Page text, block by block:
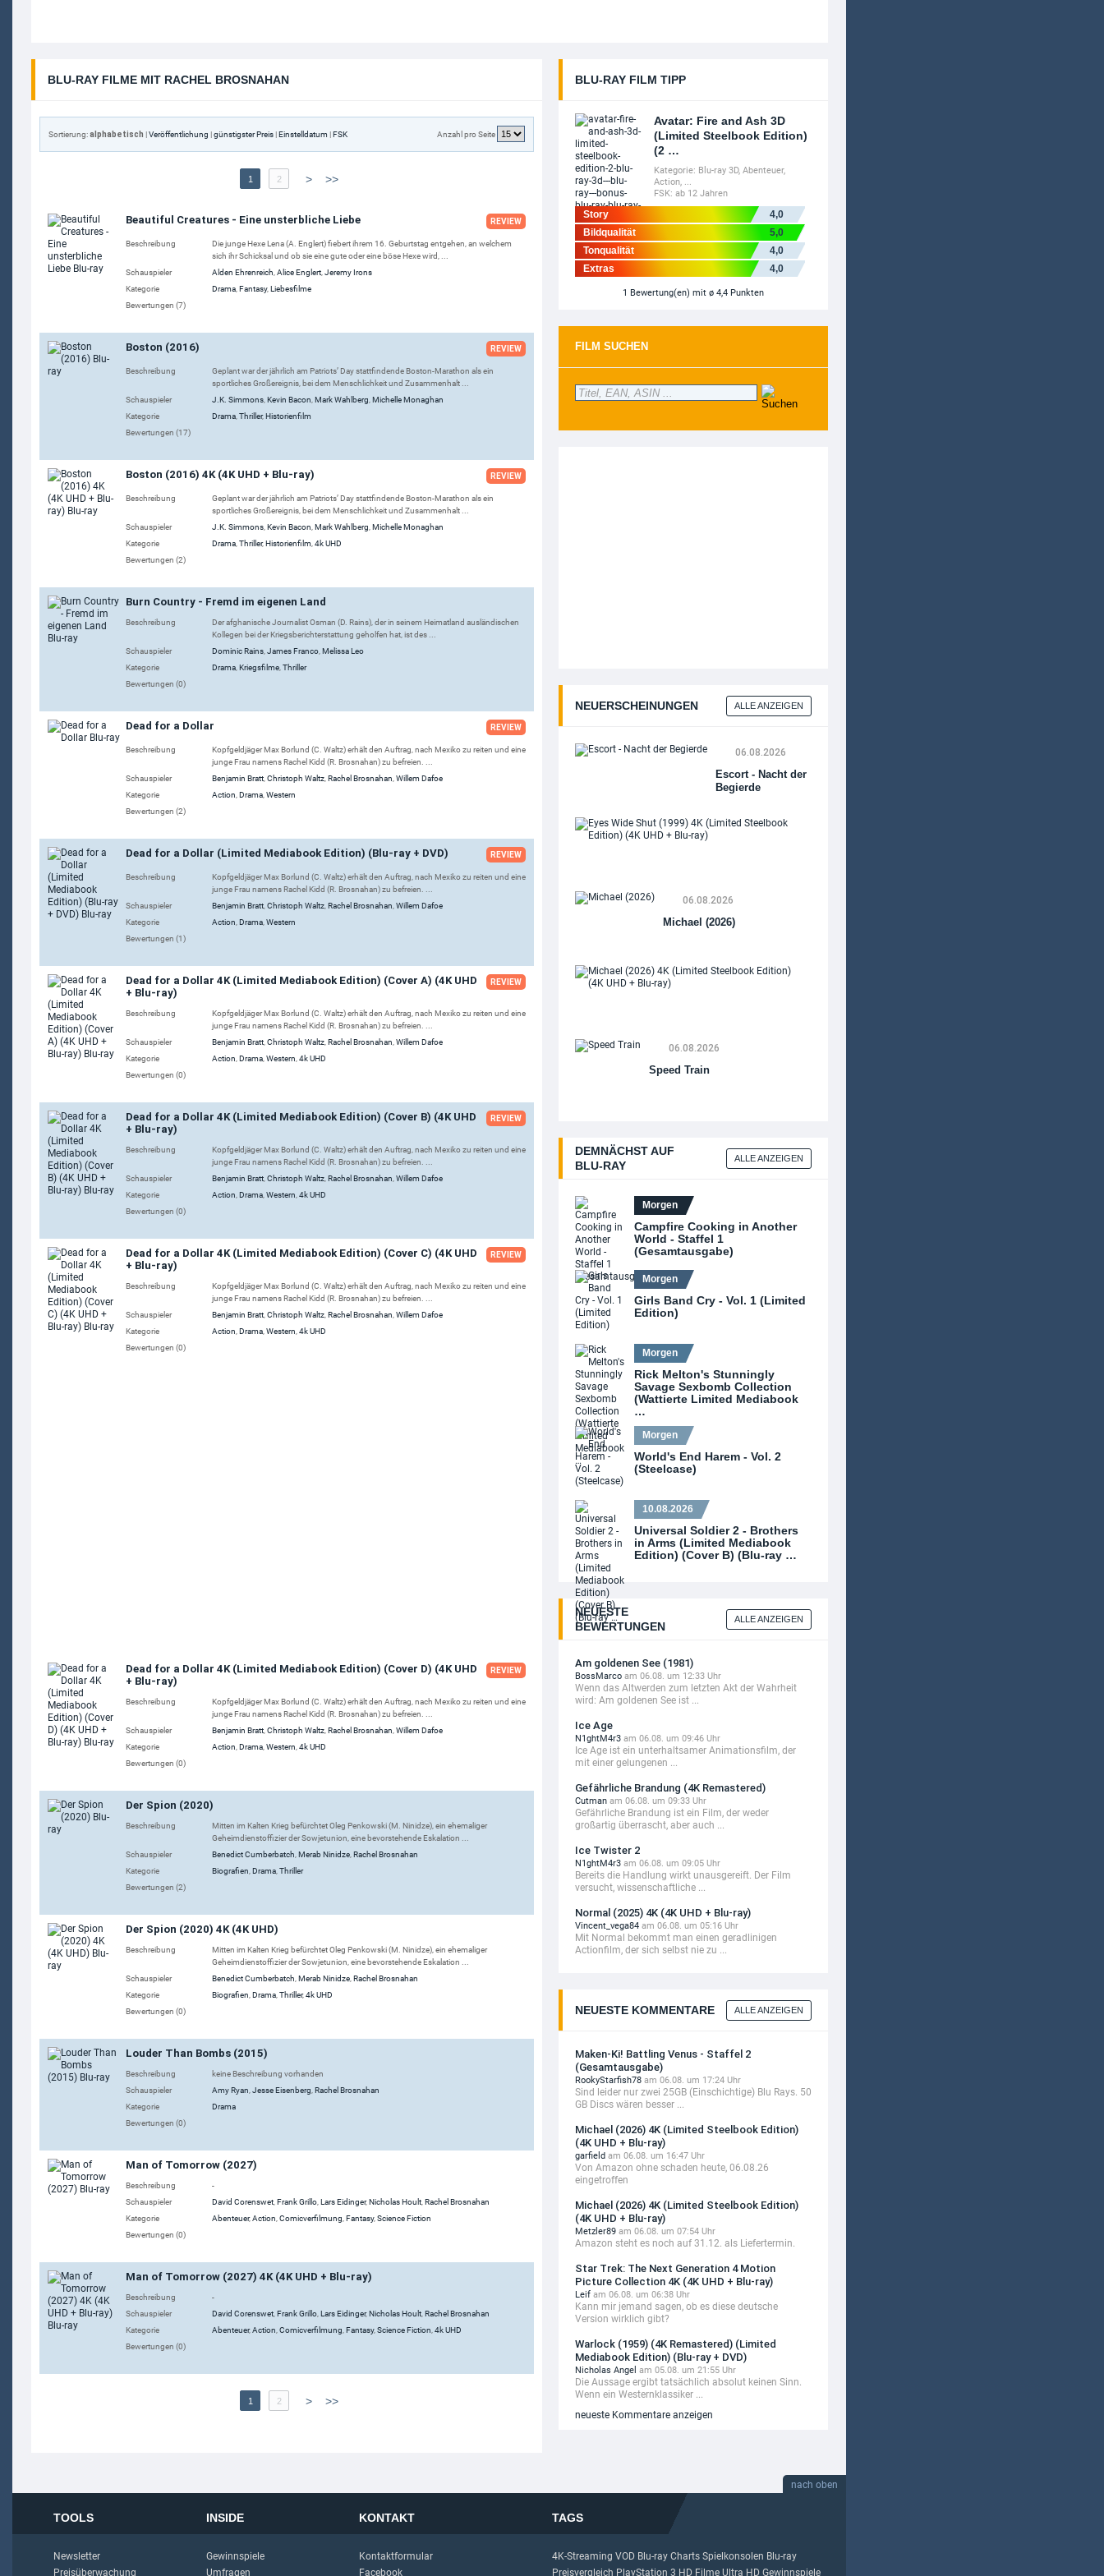
BLU-RAY FILME MIT RACHEL BROSNAHAN
Sortierung:alphabetisch |Veröffentlichung |günstigster Preis |Einstelldatum |FSK Anzahl pro Seite
1 2 > >>
Beautiful Creatures - Eine unsterbliche Liebe REVIEW
Beschreibung
Die junge Hexe Lena (A. Englert) fiebert ihrem 16. Geburtstag entgehen, an welchem
sich ihr Schicksal und ob sie eine gute oder eine böse Hexe wird, ...
Schauspieler
Alden Ehrenreich Alice Englert Jeremy Irons
Kategorie
Drama Fantasy, Liebesfilme
Bewertungen (7)
Boston (2016) REVIEW
Beschreibung
Geplant war der jährlich am Patriots’ Day stattfindende Boston-Marathon als ein
sportliches Großereignis, bei dem Menschlichkeit und Zusammenhalt ...
Schauspieler
J.K. Simmons Kevin Bacon Mark Wahlberg Michelle Monaghan
Kategorie
Drama Thriller,Historienfilm
Bewertungen (17)
Boston (2016) 4K (4K UHD + Blu-ray) REVIEW
Beschreibung
Geplant war der jährlich am Patriots’ Day stattfindende Boston-Marathon als ein
sportliches Großereignis, bei dem Menschlichkeit und Zusammenhalt ...
Schauspieler
J.K. Simmons Kevin Bacon Mark Wahlberg Michelle Monaghan
Kategorie
Drama Thriller,Historienfilm 4k UHD
Bewertungen (2)
Burn Country - Fremd im eigenen Land
Beschreibung
Der afghanische Journalist Osman (D. Rains), der in seinem Heimatland ausländischen
Kollegen bei der Kriegsberichterstattung geholfen hat, ist des ...
Schauspieler
Dominic Rains James Franco Melissa Leo
Kategorie
Drama Kriegsfilme Thriller
Bewertungen (0)
Dead for a Dollar REVIEW
Beschreibung
Kopfgeldjäger Max Borlund (C. Waltz) erhält den Auftrag, nach Mexiko zu reiten und eine
junge Frau namens Rachel Kidd (R. Brosnahan) zu befreien. ...
Schauspieler
Benjamin Bratt Christoph Waltz Rachel Brosnahan Willem Dafoe
Kategorie
Action Drama Western
Bewertungen (2)
Dead for a Dollar (Limited Mediabook Edition) (Blu-ray + DVD) REVIEW
Beschreibung
Kopfgeldjäger Max Borlund (C. Waltz) erhält den Auftrag, nach Mexiko zu reiten und eine
junge Frau namens Rachel Kidd (R. Brosnahan) zu befreien. ...
Schauspieler
Benjamin Bratt Christoph Waltz Rachel Brosnahan Willem Dafoe
Kategorie
Action Drama Western
Bewertungen (1)
Dead for a Dollar 4K (Limited Mediabook Edition) (Cover A) (4K UHD
+ Blu-ray)
REVIEW
Beschreibung
Kopfgeldjäger Max Borlund (C. Waltz) erhält den Auftrag, nach Mexiko zu reiten und eine
junge Frau namens Rachel Kidd (R. Brosnahan) zu befreien. ...
Schauspieler
Benjamin Bratt Christoph Waltz Rachel Brosnahan Willem Dafoe
Kategorie
Action Drama Western 4k UHD
Bewertungen (0)
Dead for a Dollar 4K (Limited Mediabook Edition) (Cover B) (4K UHD
+ Blu-ray)
REVIEW
Beschreibung
Kopfgeldjäger Max Borlund (C. Waltz) erhält den Auftrag, nach Mexiko zu reiten und eine
junge Frau namens Rachel Kidd (R. Brosnahan) zu befreien. ...
Schauspieler
Benjamin Bratt Christoph Waltz Rachel Brosnahan Willem Dafoe
Kategorie
Action Drama Western 4k UHD
Bewertungen (0)
Dead for a Dollar 4K (Limited Mediabook Edition) (Cover C) (4K UHD
+ Blu-ray)
REVIEW
Beschreibung
Kopfgeldjäger Max Borlund (C. Waltz) erhält den Auftrag, nach Mexiko zu reiten und eine
junge Frau namens Rachel Kidd (R. Brosnahan) zu befreien. ...
Schauspieler
Benjamin Bratt Christoph Waltz Rachel Brosnahan Willem Dafoe
Kategorie
Action Drama Western 4k UHD
Bewertungen (0)
Dead for a Dollar 4K (Limited Mediabook Edition) (Cover D) (4K UHD
+ Blu-ray)
REVIEW
Beschreibung
Kopfgeldjäger Max Borlund (C. Waltz) erhält den Auftrag, nach Mexiko zu reiten und eine
junge Frau namens Rachel Kidd (R. Brosnahan) zu befreien. ...
Schauspieler
Benjamin Bratt Christoph Waltz Rachel Brosnahan Willem Dafoe
Kategorie
Action Drama Western 4k UHD
Bewertungen (0)
Der Spion (2020)
Beschreibung
Mitten im Kalten Krieg befürchtet Oleg Penkowski (M. Ninidze), ein ehemaliger
Geheimdienstoffizier der Sowjetunion, eine bevorstehende Eskalation ...
Schauspieler
Benedict Cumberbatch Merab Ninidze Rachel Brosnahan
Kategorie
Biografien Drama Thriller
Bewertungen (2)
Der Spion (2020) 4K (4K UHD)
Beschreibung
Mitten im Kalten Krieg befürchtet Oleg Penkowski (M. Ninidze), ein ehemaliger
Geheimdienstoffizier der Sowjetunion, eine bevorstehende Eskalation ...
Schauspieler
Benedict Cumberbatch Merab Ninidze Rachel Brosnahan
Kategorie
Biografien Drama Thriller,4k UHD
Bewertungen (0)
Louder Than Bombs (2015)
Beschreibung
keine Beschreibung vorhanden
Schauspieler
Amy Ryan Jesse Eisenberg Rachel Brosnahan
Kategorie
Drama
Bewertungen (0)
Man of Tomorrow (2027)
Beschreibung
-
Schauspieler
David Corenswet Frank Grillo Lars Eidinger,Nicholas Hoult Rachel Brosnahan
Kategorie
Abenteuer,Action Comicverfilmung Fantasy, Science Fiction
Bewertungen (0)
Man of Tomorrow (2027) 4K (4K UHD + Blu-ray)
Beschreibung
-
Schauspieler
David Corenswet Frank Grillo Lars Eidinger,Nicholas Hoult Rachel Brosnahan
Kategorie
Abenteuer,Action Comicverfilmung Fantasy, Science Fiction 4k UHD
Bewertungen (0)
1 2 > >>
BLU-RAY FILM TIPP
Avatar: Fire and Ash 3D
(Limited Steelbook Edition)
(2 …
Kategorie: Blu-ray 3D, Abenteuer,
Action, ...
FSK: ab 12 Jahren
Story
4,0
Bildqualität
5,0
Tonqualität
4,0
Extras
4,0
1 Bewertung(en) mit ø 4,4 Punkten
FILM SUCHEN
NEUERSCHEINUNGEN ALLE ANZEIGEN
06.08.2026
Escort - Nacht der
Begierde
06.08.2026
Michael (2026)
06.08.2026
Speed Train
DEMNÄCHST AUF
BLU‑RAY
ALLE ANZEIGEN
Morgen
Campfire Cooking in Another
World - Staffel 1
(Gesamtausgabe)
Morgen
Girls Band Cry - Vol. 1 (Limited
Edition)
Morgen
Rick Melton's Stunningly
Savage Sexbomb Collection
(Wattierte Limited Mediabook
…
Morgen
World's End Harem - Vol. 2
(Steelcase)
10.08.2026
Universal Soldier 2 - Brothers
in Arms (Limited Mediabook
Edition) (Cover B) (Blu-ray …
NEUESTE
BEWERTUNGEN
ALLE ANZEIGEN
Am goldenen See (1981)
BossMarco am 06.08. um 12:33 Uhr
Wenn das Altwerden zum letzten Akt der Wahrheit
wird: Am goldenen See ist ...
Ice Age
N1ghtM4r3 am 06.08. um 09:46 Uhr
Ice Age ist ein unterhaltsamer Animationsfilm, der
mit einer gelungenen ...
Gefährliche Brandung (4K Remastered)
Cutman am 06.08. um 09:33 Uhr
Gefährliche Brandung ist ein Film, der weder
großartig überrascht, aber auch ...
Ice Twister 2
N1ghtM4r3 am 06.08. um 09:05 Uhr
Bereits die Handlung wirkt unausgereift. Der Film
versucht, wissenschaftliche ...
Normal (2025) 4K (4K UHD + Blu-ray)
Vincent_vega84 am 06.08. um 05:16 Uhr
Mit Normal bekommt man einen geradlinigen
Actionfilm, der sich selbst nie zu ...
NEUESTE KOMMENTARE ALLE ANZEIGEN
Maken-Ki! Battling Venus - Staffel 2
(Gesamtausgabe)
RookyStarfish78 am 06.08. um 17:24 Uhr
Sind leider nur zwei 25GB (Einschichtige) Blu Rays. 50
GB Discs wären besser ...
Michael (2026) 4K (Limited Steelbook Edition)
(4K UHD + Blu-ray)
garfield am 06.08. um 16:47 Uhr
Von Amazon ohne schaden heute, 06.08.26
eingetroffen
Michael (2026) 4K (Limited Steelbook Edition)
(4K UHD + Blu-ray)
Metzler89 am 06.08. um 07:54 Uhr
Amazon steht es noch auf 31.12. als Liefertermin.
Star Trek: The Next Generation 4 Motion
Picture Collection 4K (4K UHD + Blu-ray)
Leif am 06.08. um 06:38 Uhr
Kann mir jemand sagen, ob es diese deutsche
Version wirklich gibt?
Warlock (1959) (4K Remastered) (Limited
Mediabook Edition) (Blu-ray + DVD)
Nicholas Angel am 05.08. um 21:55 Uhr
Die Aussage ergibt tatsächlich absolut keinen Sinn.
Wenn ein Westernklassiker ...
neueste Kommentare anzeigen
nach oben
TOOLS
Newsletter
Preisüberwachung
INSIDE
Gewinnspiele
Umfragen
KONTAKT
Kontaktformular
Facebook
TAGS
4K-Streaming VOD Blu-ray Charts Spielkonsolen Blu-ray
Preisvergleich PlayStation 3 HD Filme Ultra HD Gewinnspiele